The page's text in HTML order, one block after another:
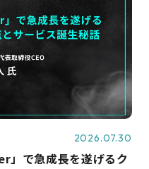
2026.07.30
」で急成長を遂げるク